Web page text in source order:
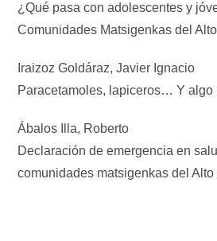
¿Qué pasa con adolescentes y
Comunidades Matsigenkas del
Iraizoz Goldáraz, Javier Ignacio
Paracetamoles, lapiceros… Y algo
Ábalos Illa, Roberto
Declaración de emergencia en
comunidades matsigenkas del